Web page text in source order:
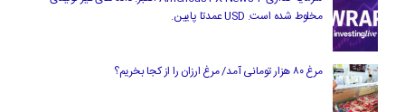
مخلوط شده است. USD عمدتا پایین.
مرغ ۸۰ هزار تومانی آمد/ مرغ ارزان را از کجا بخریم؟